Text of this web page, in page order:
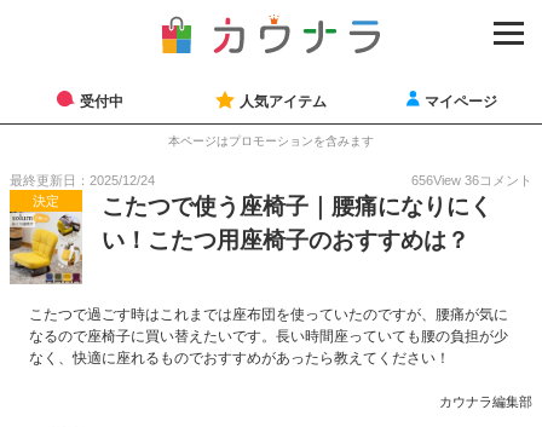
受付中 人気アイテム マイページ
本ページはプロモーションを含みます
最終更新日：2025/12/24 656View 36コメント
決定
こたつで使う座椅子｜腰痛になりにく
い！こたつ用座椅子のおすすめは？
こたつで過ごす時はこれまでは座布団を使っていたのですが、腰痛が気に
なるので座椅子に買い替えたいです。長い時間座っていても腰の負担が少
なく、快適に座れるものでおすすめがあったら教えてください！
カウナラ編集部